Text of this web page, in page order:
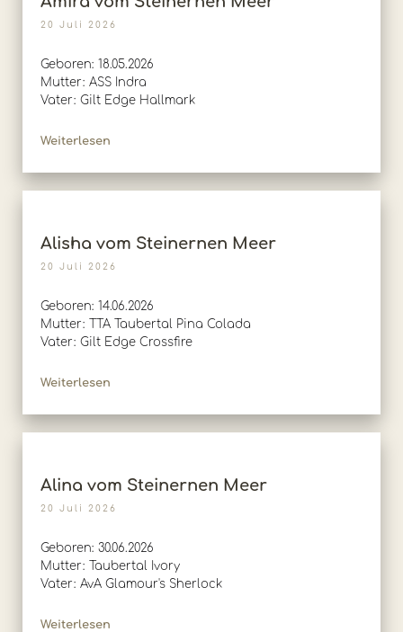
20 Juli 2026
Geboren: 18.05.2026
Mutter: ASS Indra
Vater: Gilt Edge Hallmark
Weiterlesen
Alisha vom Steinernen Meer
20 Juli 2026
Geboren: 14.06.2026
Mutter: TTA Taubertal Pina Colada
Vater: Gilt Edge Crossfire
Weiterlesen
Alina vom Steinernen Meer
20 Juli 2026
Geboren: 30.06.2026
Mutter: Taubertal Ivory
Vater: AvA Glamour's Sherlock
Weiterlesen